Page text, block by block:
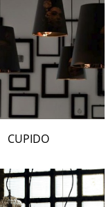
CUPIDO